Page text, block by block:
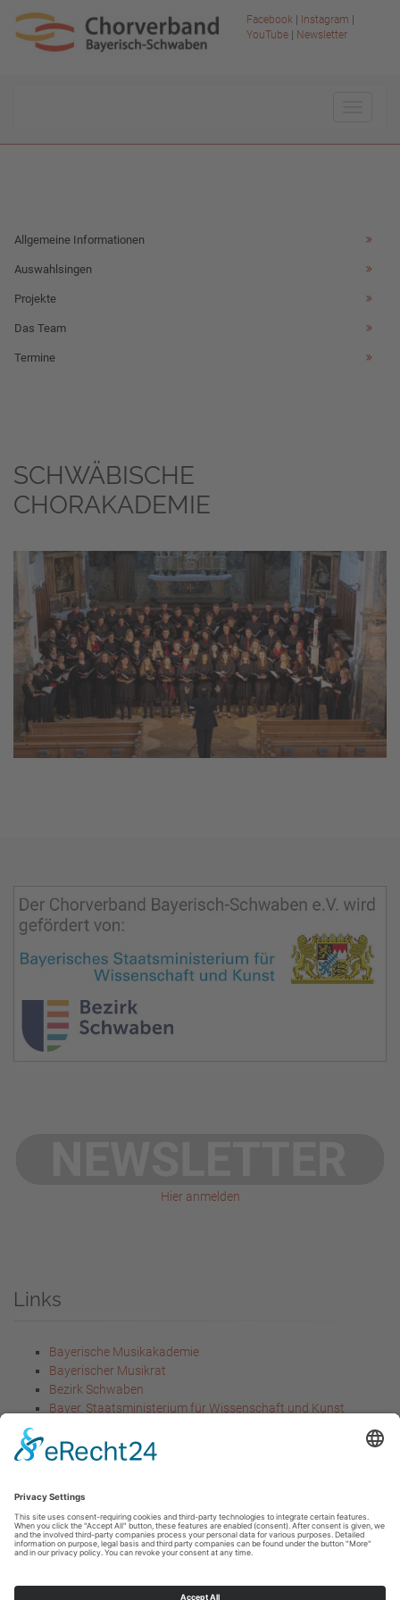
Facebook Instagram
YouTube
Newsletter
Allgemeine Informationen
Auswahlsingen
Projekte
Das Team
Termine
SCHWÄBISCHE
CHORAKADEMIE
Hier anmelden
Links
Bayerische Musikakademie
Bayerischer Musikrat
Bezirk Schwaben
Bayer. Staatsministerium für Wissenschaft und Kunst
Unterricht und Kultus
Rechtliches